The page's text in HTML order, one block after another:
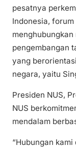
pesatnya
Indonesia,
pengembangan
yang
negara, yaitu
Presiden NUS,
NUS
mendalam
“Hubungan